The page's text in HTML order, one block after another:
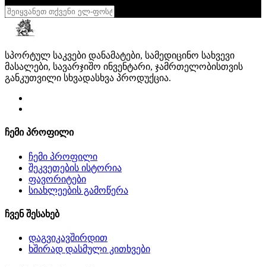
სპორტულ საკვები დანამატები, სამედიცინო სახვევი
მასალები, სავარჯიშო ინვენტარი, ჯამრთელობისთვის
განკუთვილი სხვადასხვა პროდუქცია.
ჩემი პროფილი
ჩემი პროფილი
შეკვეთების ისტორია
ფავორიტები
სიახლეების გამოწერა
ჩვენ შესახებ
დაგვიკავშირდით
ხშირად დასმული კითხვები